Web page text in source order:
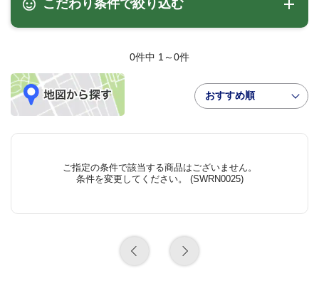
こだわり条件で絞り込む
0件中 1～0件
おすすめ順
ご指定の条件で該当する商品はございません。
条件を変更してください。 (SWRN0025)